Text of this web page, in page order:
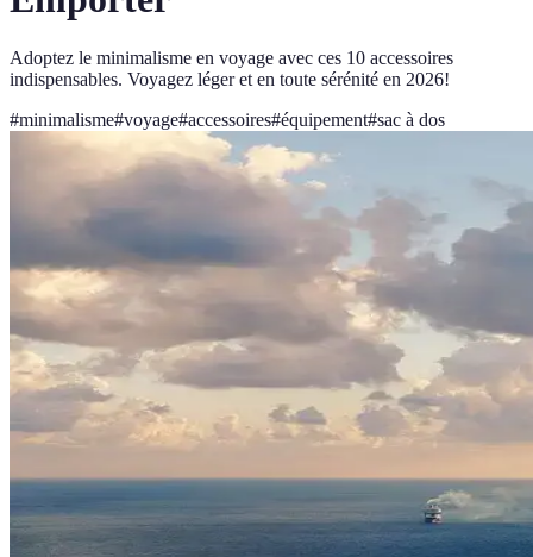
Adoptez le minimalisme en voyage avec ces 10 accessoires
indispensables. Voyagez léger et en toute sérénité en 2026!
#minimalisme#voyage#accessoires#équipement#sac à dos